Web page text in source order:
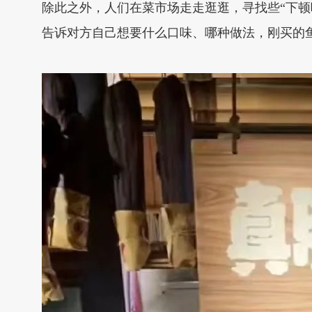
除此之外，人们在菜市场走走逛逛，寻找些“下
告诉对方自己想要什么口味、哪种做法，刚买